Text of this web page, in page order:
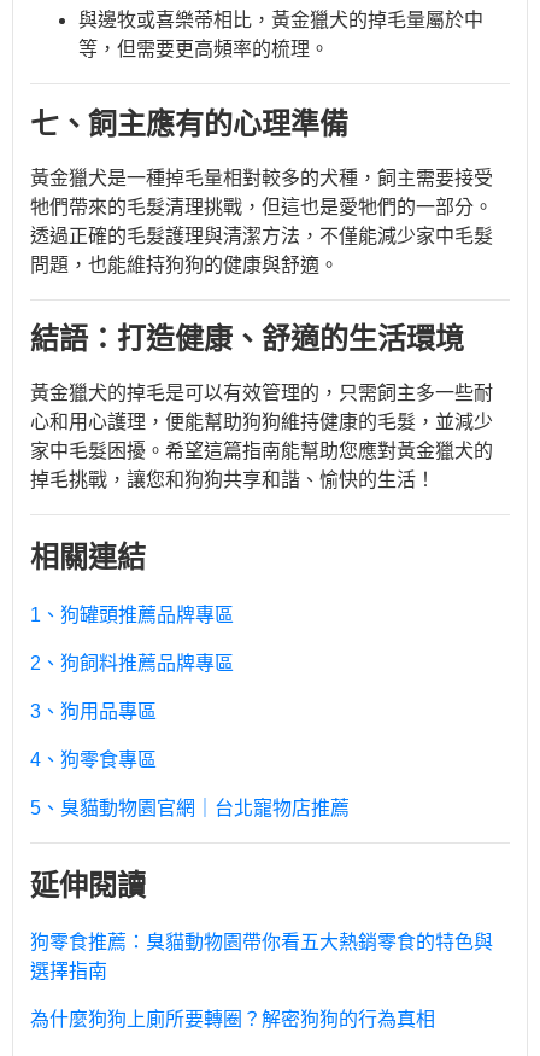
與邊牧或喜樂蒂相比，黃金獵犬的掉毛量屬於中
等，但需要更高頻率的梳理。
七、飼主應有的心理準備
黃金獵犬是一種掉毛量相對較多的犬種，飼主需要接受
牠們帶來的毛髮清理挑戰，但這也是愛牠們的一部分。
透過正確的毛髮護理與清潔方法，不僅能減少家中毛髮
問題，也能維持狗狗的健康與舒適。
結語：打造健康、舒適的生活環境
黃金獵犬的掉毛是可以有效管理的，只需飼主多一些耐
心和用心護理，便能幫助狗狗維持健康的毛髮，並減少
家中毛髮困擾。希望這篇指南能幫助您應對黃金獵犬的
掉毛挑戰，讓您和狗狗共享和諧、愉快的生活！
相關連結
1、狗罐頭推薦品牌專區
2、狗飼料推薦品牌專區
3、狗用品專區
4、狗零食專區
5、臭貓動物園官網｜台北寵物店推薦
延伸閱讀
狗零食推薦：臭貓動物園帶你看五大熱銷零食的特色與
選擇指南
為什麼狗狗上廁所要轉圈？解密狗狗的行為真相